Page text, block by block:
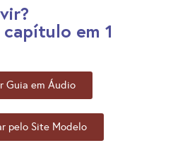
em 1
Guia em Áudio
pelo Site Modelo